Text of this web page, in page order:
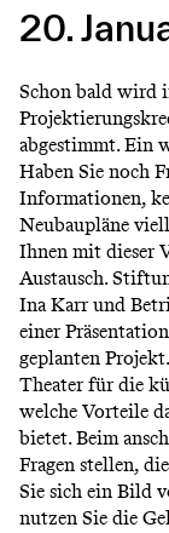
20.
Schon bald wird
abgestimmt. Ein
Haben Sie noch
Informationen,
Neubaupläne
Ihnen mit dieser
Austausch.
Ina Karr und
einer
geplanten
Theater für die
welche Vorteile
bietet. Beim
Fragen stellen,
Sie sich ein Bild
nutzen Sie die